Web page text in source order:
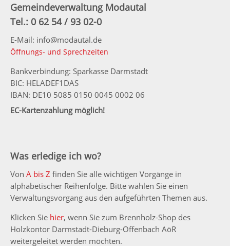
Gemeindeverwaltung Modautal
Tel.: 0 62 54 / 93 02-0
E-Mail: info@modautal.de
Öffnungs- und Sprechzeiten
Bankverbindung: Sparkasse Darmstadt
BIC: HELADEF1DAS
IBAN: DE10 5085 0150 0045 0002 06
EC-Kartenzahlung möglich!
Was erledige ich wo?
Von A bis Z finden Sie alle wichtigen Vorgänge in
alphabetischer Reihenfolge. Bitte wählen Sie einen
Verwaltungsvorgang aus den aufgeführten Themen aus.
Klicken Sie hier, wenn Sie zum Brennholz-Shop des
Holzkontor Darmstadt-Dieburg-Offenbach AöR
weitergeleitet werden möchten.